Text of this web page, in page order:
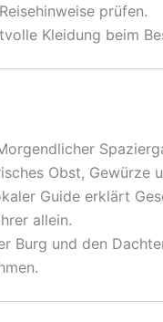
prüfen.
Kleidung beim
Obst, Gewürze
Guide erklärt
allein.
Burg und den